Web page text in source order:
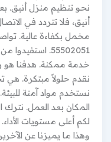
نحو تنظيم منزل أنيق.
أنيق، فلا تتردد في
مخمل بكفاءة عالية.
55502051.
خدمة ممكنة. هدفنا هو
نقدم حلولاً مبتكرة.
نستخدم مواد آمنة
المكان بعد العمل. نترك
لكم أعلى مستويات
وهذا ما يميزنا عن